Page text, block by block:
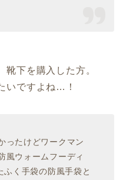
靴下を購入した方。
いですよね…！
ったけどワークマン
風ウォームフーディ
く手袋の防風手袋と